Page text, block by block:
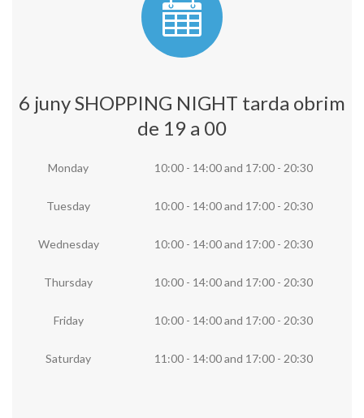
6 juny SHOPPING NIGHT tarda obrim
de 19 a 00
Monday 10:00 - 14:00and 17:00 - 20:30
Tuesday 10:00 - 14:00and 17:00 - 20:30
Wednesday 10:00 - 14:00and 17:00 - 20:30
Thursday 10:00 - 14:00and 17:00 - 20:30
Friday 10:00 - 14:00and 17:00 - 20:30
Saturday 11:00 - 14:00and 17:00 - 20:30